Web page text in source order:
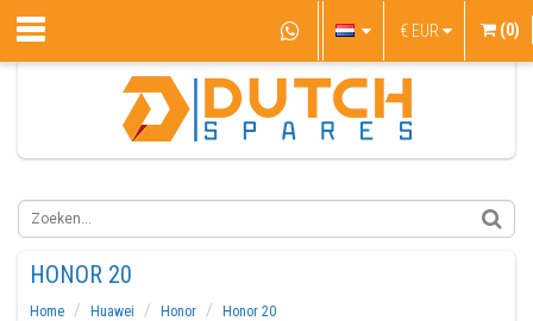
€ EUR (0)
HONOR 20
Home Huawei Honor
Honor 20